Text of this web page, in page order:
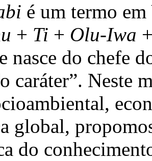
é um termo
+ Ti + Olu-Iwa
nasce do chefe
caráter”. Neste
global,
do